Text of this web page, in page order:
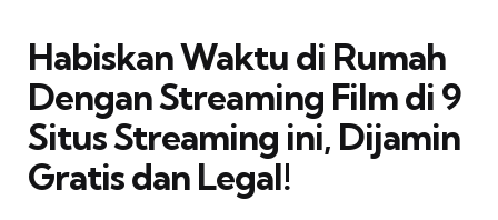
Habiskan Waktu di Rumah
Dengan Streaming Film di 9
Situs Streaming ini, Dijamin
Gratis dan Legal!